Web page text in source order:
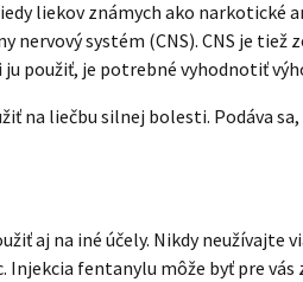
liekov známych ako
nervový systém (CNS). CNS je
použiť, je potrebné vyhodnotiť
na liečbu silnej bolesti. Podáva
aj na iné účely. Nikdy
fentanylu môže byť pre